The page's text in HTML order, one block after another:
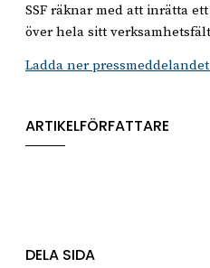
SSF räknar med att inrätta
över hela sitt
Ladda ner
ARTIKELFÖRFATTARE
DELA SIDA